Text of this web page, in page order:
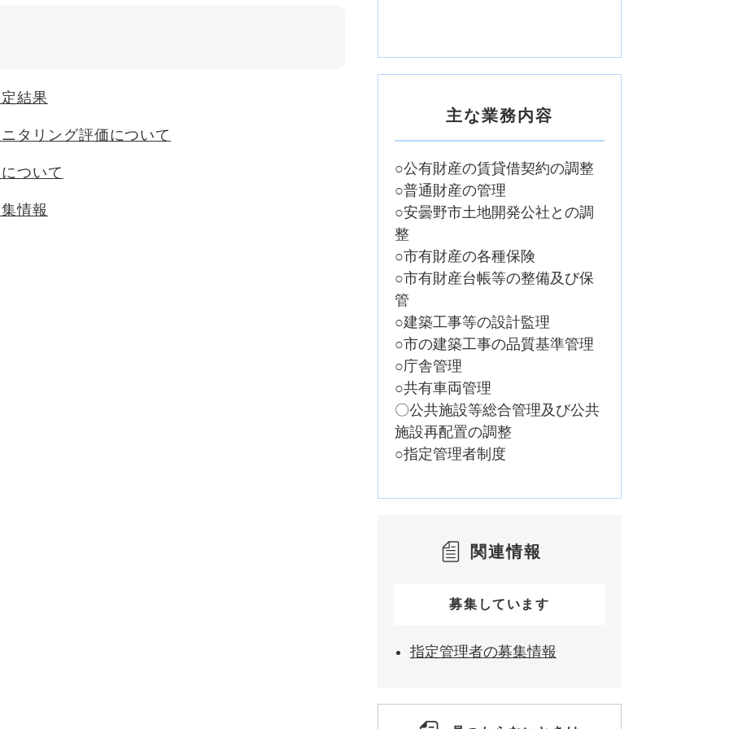
結果
タリング評価について
ついて
情報
主な業務内容
○公有財産の賃貸借契約の調整
○普通財産の管理
○安曇野市土地開発公社との調
整
○市有財産の各種保険
○市有財産台帳等の整備及び保
管
○建築工事等の設計監理
○市の建築工事の品質基準管理
○庁舎管理
○共有車両管理
〇公共施設等総合管理及び公共
施設再配置の調整
○指定管理者制度
関連情報
募集しています
指定管理者の募集情報